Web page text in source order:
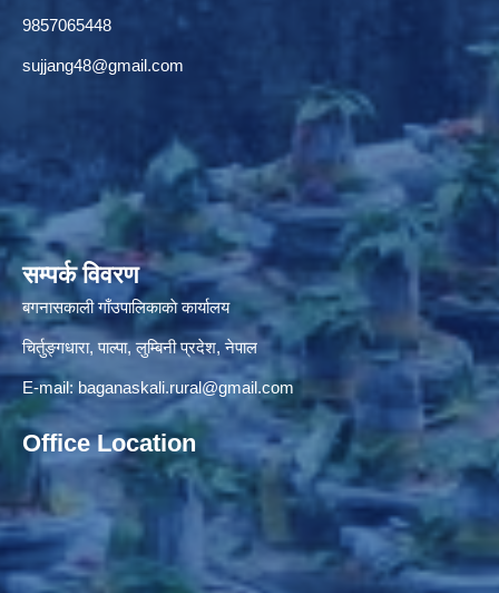
9857065448
sujjang48@gmail.com
सम्पर्क विवरण
बगनासकाली गाँउपालिकाकाे कार्यालय
चिर्तुङ्गधारा, पाल्पा, लुम्बिनी प्रदेश, नेपाल
E-mail: baganaskali.rural@gmail.com
Office Location